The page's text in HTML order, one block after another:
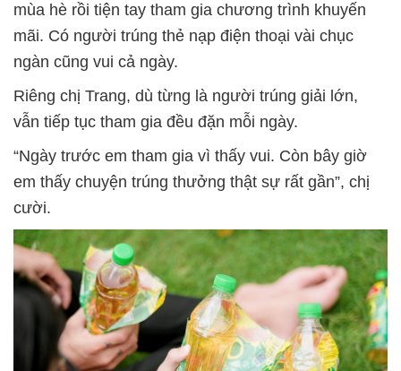
mùa hè rồi tiện tay tham gia chương trình khuyến
mãi. Có người trúng thẻ nạp điện thoại vài chục
ngàn cũng vui cả ngày.
Riêng chị Trang, dù từng là người trúng giải lớn,
vẫn tiếp tục tham gia đều đặn mỗi ngày.
“Ngày trước em tham gia vì thấy vui. Còn bây giờ
em thấy chuyện trúng thưởng thật sự rất gần”, chị
cười.